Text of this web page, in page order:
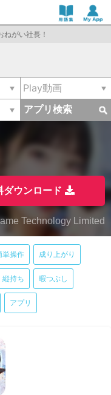
ねがい社長！
アプリ検索
ダウンロード
Technology Limited
単操作 成り上がり
縦持ち 暇つぶし
アプリ